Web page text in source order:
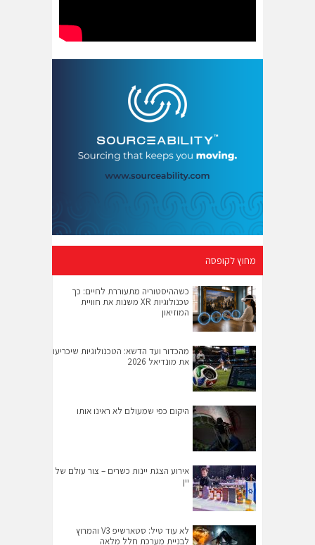
מחוץ לקופסה
כשההיסטוריה מתעוררת לחיים: כך
טכנולוגיות XR משנות את חוויית
המוזיאון
מהכדור ועד הדשא: הטכנולוגיות שיכריעו
את מונדיאל 2026
היקום כפי שמעולם לא ראינו אותו
אירוע הצגת יינות כשרים – צור עולם של
יין
לא עוד טיל: סטארשיפ V3 והמרוץ
לבניית מערכת חלל מלאה